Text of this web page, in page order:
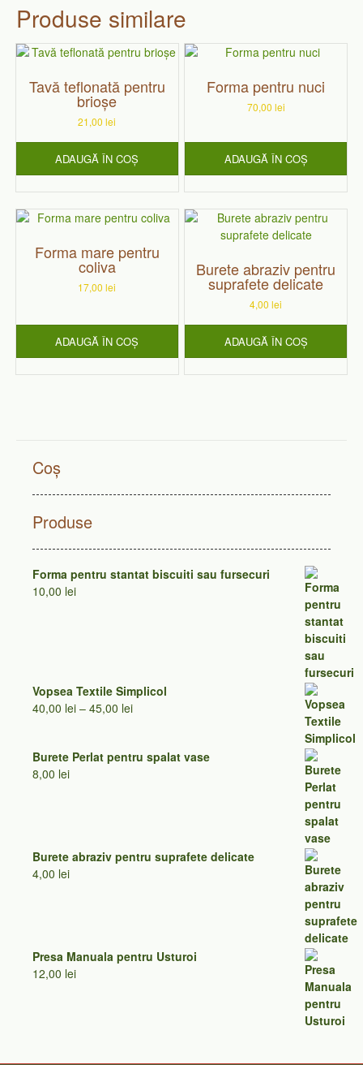
Produse similare
Tavă teflonată pentru
brioșe
21,00lei
ADAUGĂ ÎN COȘ
Forma pentru nuci
70,00 lei
ADAUGĂ ÎN COȘ
Forma mare pentru
coliva
17,00lei
ADAUGĂ ÎN COȘ
Burete abraziv pentru
suprafete delicate
4,00lei
ADAUGĂ ÎN COȘ
Coș
Produse
Forma pentru stantat biscuiti sau fursecuri
10,00 lei
Vopsea Textile Simplicol
40,00 lei – 45,00 leiInterval
40,00 lei
Burete Perlat pentru spalat vase
8,00 lei
Burete abraziv pentru suprafete delicate
4,00 lei
Presa Manuala pentru Usturoi
12,00 lei